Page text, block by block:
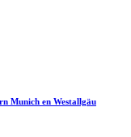
Munich en Westallgäu